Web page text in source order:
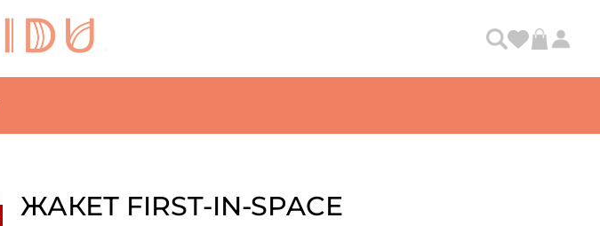
ЖАКЕТ FIRST-IN-SPACE